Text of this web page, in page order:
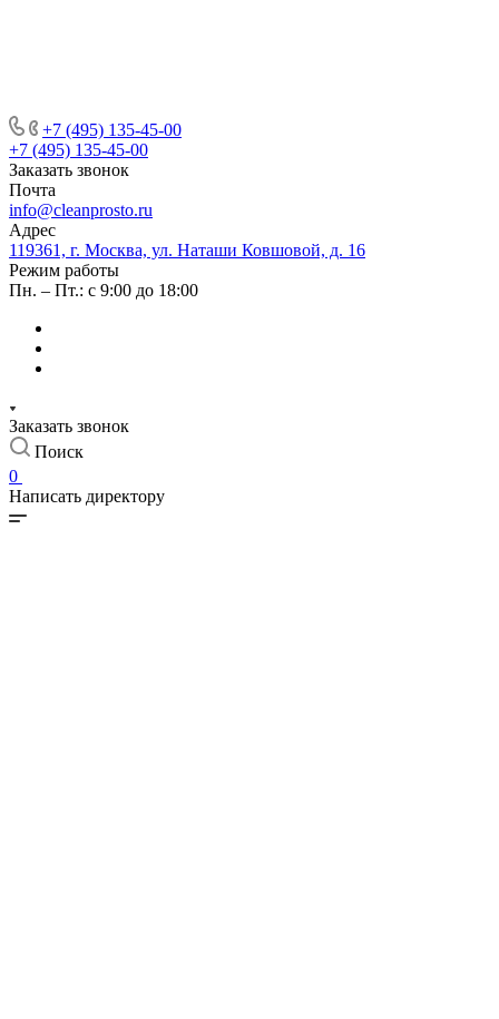
+7 (495) 135-45-00
+7 (495) 135-45-00
Заказать звонок
Почта
info@cleanprosto.ru
Адрес
119361, г. Москва, ул. Наташи Ковшовой, д. 16
Режим работы
Пн. – Пт.: с 9:00 до 18:00
Заказать звонок
Поиск
0
Написать директору